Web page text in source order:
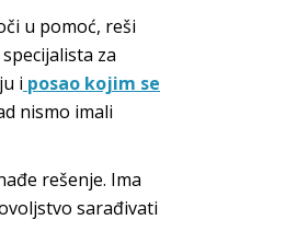
u pomoć, reši
specijalista za
i posao kojim se
nismo imali
rešenje. Ima
sarađivati